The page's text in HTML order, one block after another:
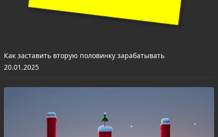
Как заставить вторую половинку зарабатывать
20.01.2025